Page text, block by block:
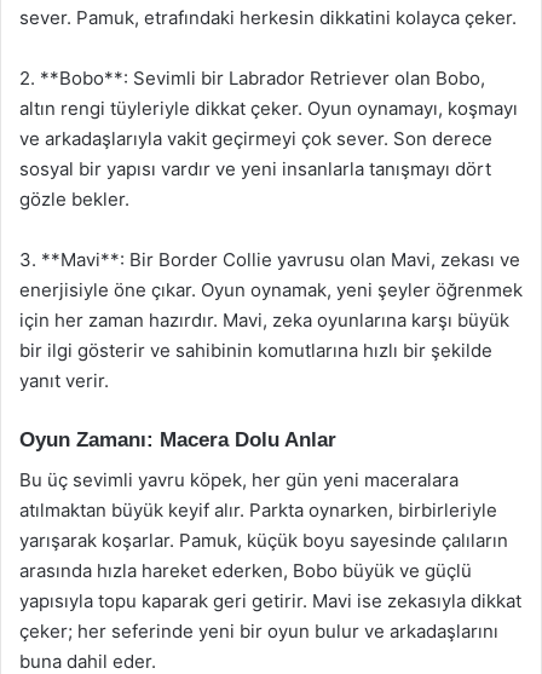
sever. Pamuk, etrafındaki herkesin dikkatini kolayca çeker.
2. **Bobo**: Sevimli bir Labrador Retriever olan Bobo,
altın rengi tüyleriyle dikkat çeker. Oyun oynamayı, koşmayı
ve arkadaşlarıyla vakit geçirmeyi çok sever. Son derece
sosyal bir yapısı vardır ve yeni insanlarla tanışmayı dört
gözle bekler.
3. **Mavi**: Bir Border Collie yavrusu olan Mavi, zekası ve
enerjisiyle öne çıkar. Oyun oynamak, yeni şeyler öğrenmek
için her zaman hazırdır. Mavi, zeka oyunlarına karşı büyük
bir ilgi gösterir ve sahibinin komutlarına hızlı bir şekilde
yanıt verir.
Oyun Zamanı: Macera Dolu Anlar
Bu üç sevimli yavru köpek, her gün yeni maceralara
atılmaktan büyük keyif alır. Parkta oynarken, birbirleriyle
yarışarak koşarlar. Pamuk, küçük boyu sayesinde çalıların
arasında hızla hareket ederken, Bobo büyük ve güçlü
yapısıyla topu kaparak geri getirir. Mavi ise zekasıyla dikkat
çeker; her seferinde yeni bir oyun bulur ve arkadaşlarını
buna dahil eder.